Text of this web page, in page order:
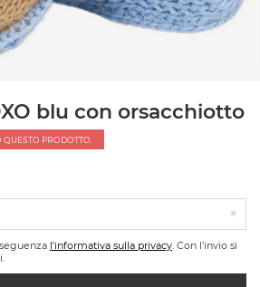
blu con orsacchiotto
PRODOTTO.
l'informativa sulla privacy. Con l’invio si